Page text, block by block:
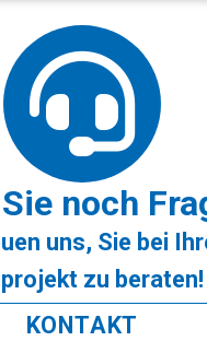
noch
uns, Sie bei
zu beraten!
KONTAKT